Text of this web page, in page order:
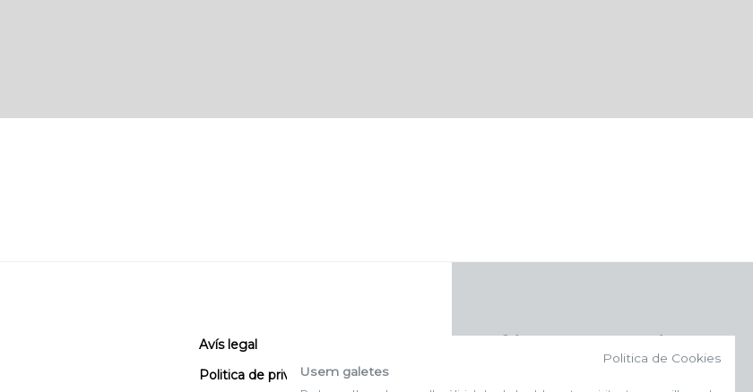
Avís legal
Politica de privacitat
Politica de Cookies
Usem galetes